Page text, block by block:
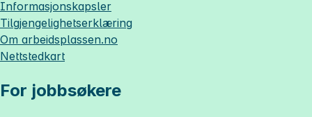
Informasjonskapsler
Tilgjengelighetserklæring
Om arbeidsplassen.no
Nettstedkart
For jobbsøkere